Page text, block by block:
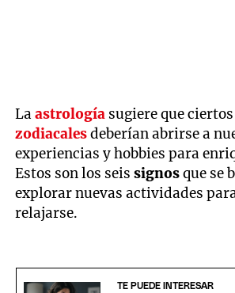
Laastrología sugiere que
zodiacalesdeberían abrirse a
experiencias y hobbies para
Estos son los seissignosque se
explorar nuevas actividades
relajarse.
TE PUEDE INTERESAR